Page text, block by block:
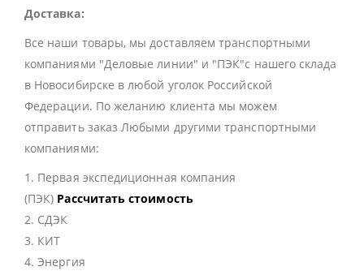
Доставка:
Все наши товары, мы доставляем транспортными
компаниями "Деловые линии" и "ПЭК"с нашего склада
в Новосибирске в любой уголок Российской
Федерации. По желанию клиента мы можем
отправить заказ Любыми другими транспортными
компаниями:
1. Первая экспедиционная компания
(ПЭК) Рассчитать стоимость
2. СДЭК
3. КИТ
4. Энергия